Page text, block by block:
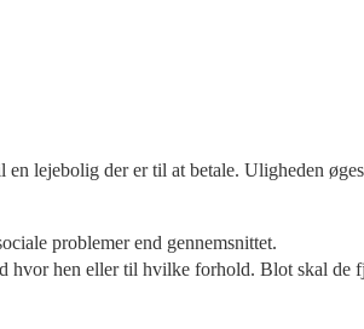
lejebolig der er til at betale. Uligheden
problemer end gennemsnittet.
hen eller til hvilke forhold. Blot skal